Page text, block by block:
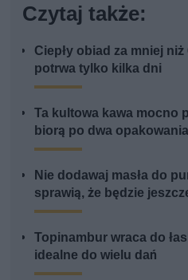
Czytaj także:
Ciepły obiad za mniej
potrwa tylko kilka dni
Ta kultowa kawa mocno
biorą po dwa opakowania
Nie dodawaj masła do
sprawią, że będzie
Topinambur wraca do
idealne do wielu dań